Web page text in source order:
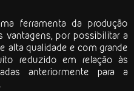
ferramenta da produção
vantagens, por possibilitar a
alta qualidade e com grande
reduzido em relação às
anteriormente para a